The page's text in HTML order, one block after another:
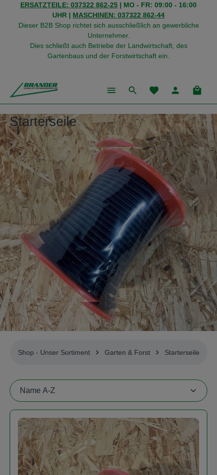
springen
ERSATZTEILE: 037322 862-25 | MO - FR: 09:00 - 16:00
UHR | MASCHINEN: 037322 862-44
Dieser B2B Shop richtet sich ausschließlich an gewerbliche
Unternehmer.
Dies schließt auch Betriebe der Landwirtschaft, des
Gartenbaus und der Forstwirtschaft ein.
Du hast 0
Starterseile
Shop - Unser Sortiment Garten & Forst Starterseile